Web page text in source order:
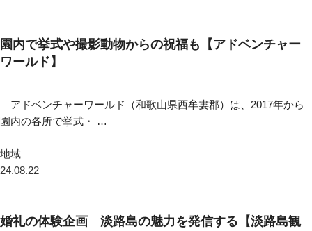
園内で挙式や撮影動物からの祝福も【アドベンチャー
ワールド】
アドベンチャーワールド（和歌山県西牟婁郡）は、2017年から
園内の各所で挙式・ …
地域
24.08.22
婚礼の体験企画 淡路島の魅力を発信する【淡路島観